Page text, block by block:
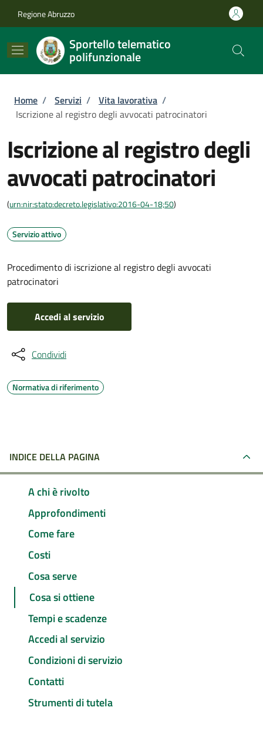
Regione Abruzzo
Sportello telematico
polifunzionale
Briciole di pane
Home / Servizi / Vita lavorativa /
Iscrizione al registro degli avvocati patrocinatori
Iscrizione al registro degli
avvocati patrocinatori
(urn:nir:stato:decreto.legislativo:2016-04-18;50)
Servizio attivo
Procedimento di iscrizione al registro degli avvocati
patrocinatori
Accedi al servizio
Condividi
Normativa di riferimento
INDICE DELLA PAGINA
A chi è rivolto
Approfondimenti
Come fare
Costi
Cosa serve
Cosa si ottiene
Tempi e scadenze
Accedi al servizio
Condizioni di servizio
Contatti
Strumenti di tutela